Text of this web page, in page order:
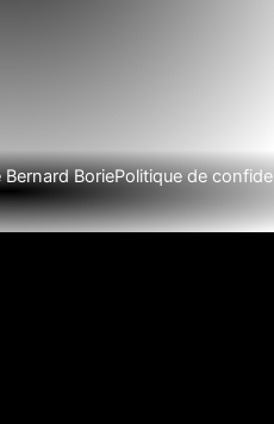
BoriePolitique de